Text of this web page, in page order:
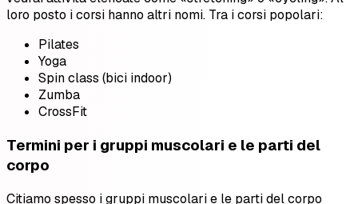
loro posto i corsi hanno altri nomi. Tra i corsi popolari:
Pilates
Yoga
Spin class (bici indoor)
Zumba
CrossFit
Termini per i gruppi muscolari e le parti del
corpo
Citiamo spesso i gruppi muscolari e le parti del corpo